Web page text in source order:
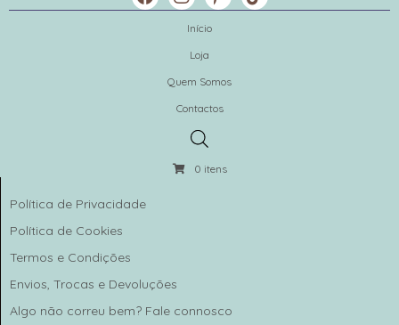
Início
Loja
Quem Somos
Contactos
0 itens
Política de Privacidade
Política de Cookies
Termos e Condições
Envios, Trocas e Devoluções
Algo não correu bem? Fale connosco